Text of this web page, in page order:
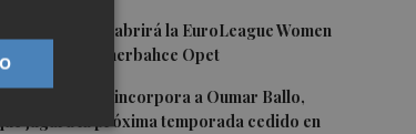
Valencia Basket abrirá la EuroLeague Women
casa ante Fenerbahce Opet
Valencia Basket incorpora a Oumar Ballo,
jugará la próxima temporada cedido en